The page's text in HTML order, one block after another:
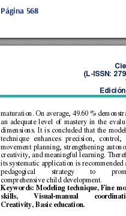
Página 568
(L-ISSN:
maturation. On average, 49.60 %
an adequate level of mastery in the
dimensions. It is concluded that the
technique
enhances precision,
control,
movement planning, strengthening
creativity, and meaningful learning.
its systematic application is recommended
pedagogical
strategy to
comprehensive child development.
Keywords: Modeling technique, Fine
skills,
Visual-manual c
Creativity, Basic education.